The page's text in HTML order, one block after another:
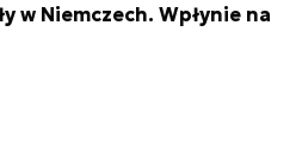
w Niemczech. Wpłynie na